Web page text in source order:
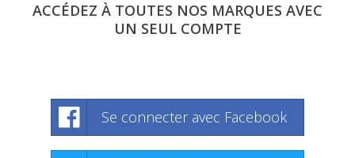
ACCÉDEZ À TOUTES NOS MARQUES AVEC
UN SEUL COMPTE
Se connecter avec Facebook